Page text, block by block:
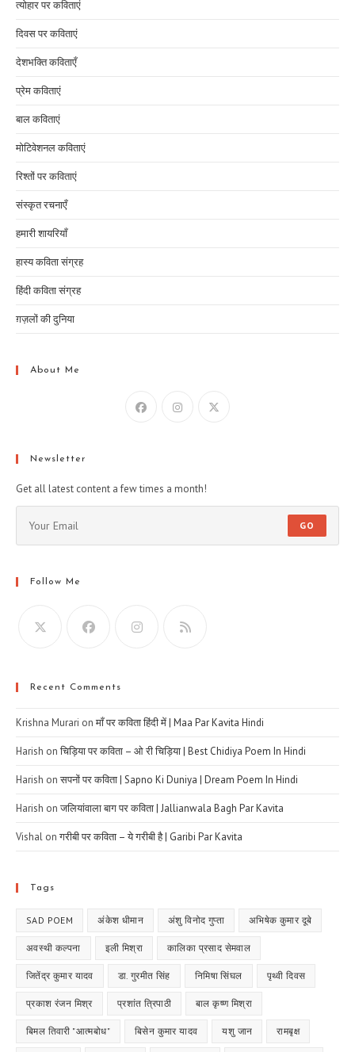
त्योहार पर कविताएं
दिवस पर कविताएं
देशभक्ति कविताएँ
प्रेम कविताएं
बाल कविताएं
मोटिवेशनल कविताएं
रिश्तों पर कविताएं
संस्कृत रचनाएँ
हमारी शायरियाँ
हास्य कविता संग्रह
हिंदी कविता संग्रह
ग़ज़लों की दुनिया
About Me
Newsletter
Get all latest content a few times a month!
GO
Follow Me
Recent Comments
Krishna Murari onमाँ पर कविता हिंदी में | Maa Par Kavita Hindi
Harish onचिड़िया पर कविता – ओ री चिड़िया | Best Chidiya Poem In Hindi
Harish onसपनों पर कविता | Sapno Ki Duniya | Dream Poem In Hindi
Harish onजलियांवाला बाग पर कविता | Jallianwala Bagh Par Kavita
Vishal onगरीबी पर कविता – ये गरीबी है | Garibi Par Kavita
Tags
SAD POEM अंकेश धीमान अंशु विनोद गुप्ता अभिषेक कुमार दूबे
अवस्थी कल्पना इली मिश्रा कालिका प्रसाद सेमवाल
जितेंद्र कुमार यादव डा. गुरमीत सिंह निमिषा सिंघल पृथ्वी दिवस
प्रकाश रंजन मिश्र प्रशांत त्रिपाठी बाल कृष्ण मिश्रा
बिमल तिवारी "आत्मबोध" बिसेन कुमार यादव यशु जान रामबृक्ष